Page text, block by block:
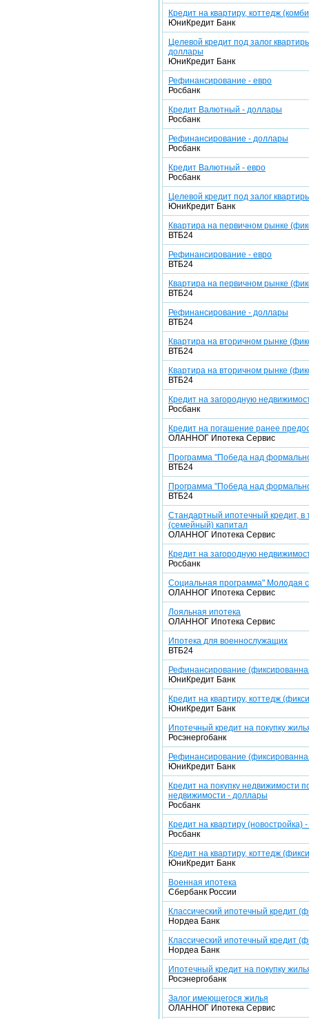
Кредит на квартиру, коттедж
ЮниКредит Банк
Целевой кредит под залог
доллары
ЮниКредит Банк
Рефинансирование - евро
Росбанк
Кредит Валютный - доллары
Росбанк
Рефинансирование - доллары
Росбанк
Кредит Валютный - евро
Росбанк
Целевой кредит под залог
ЮниКредит Банк
Квартира на первичном рынке
ВТБ24
Рефинансирование - евро
ВТБ24
Квартира на первичном рынке
ВТБ24
Рефинансирование - доллары
ВТБ24
Квартира на вторичном рынке
ВТБ24
Квартира на вторичном рынке
ВТБ24
Кредит на загородную
Росбанк
Кредит на погашение ранее
ОЛАННОГ Ипотека Cервис
Программа "Победа над
ВТБ24
Программа "Победа над
ВТБ24
Стандартный ипотечный кредит, в
(семейный) капитал
ОЛАННОГ Ипотека Cервис
Кредит на загородную
Росбанк
Социальная программа" Молодая
ОЛАННОГ Ипотека Cервис
Лояльная ипотека
ОЛАННОГ Ипотека Cервис
Ипотека для военнослужащих
ВТБ24
Рефинансирование
ЮниКредит Банк
Кредит на квартиру, коттедж
ЮниКредит Банк
Ипотечный кредит на покупку
Росэнергобанк
Рефинансирование
ЮниКредит Банк
Кредит на покупку недвижимости
недвижимости - доллары
Росбанк
Кредит на квартиру (новостройка)
Росбанк
Кредит на квартиру, коттедж
ЮниКредит Банк
Военная ипотека
Сбербанк России
Классический ипотечный кредит
Нордеа Банк
Классический ипотечный кредит
Нордеа Банк
Ипотечный кредит на покупку
Росэнергобанк
Залог имеющегося жилья
ОЛАННОГ Ипотека Cервис